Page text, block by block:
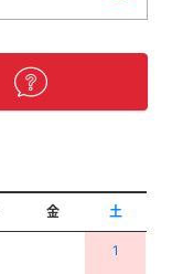
金 土
1